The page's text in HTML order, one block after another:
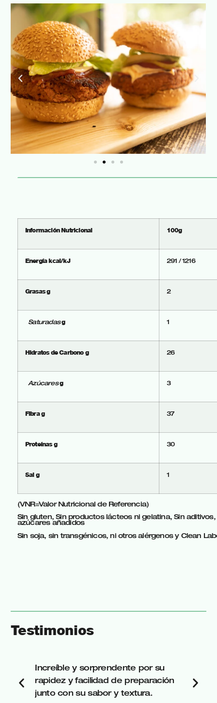
Información Nutricional 100g
Energía kcal/kJ 291 / 1216
Grasas g 2
Saturadasg 1
Hidratos de Carbono g 26
Azúcaresg 3
Fibra g 37
Proteínas g 30
Sal g 1
(VNR=Valor Nutricional de Referencia)
Sin gluten, Sin productos lácteos ni gelatina, Sin aditivos,
azúcares añadidos
Sin soja, sin transgénicos, ni otros alérgenos y Clean
Testimonios
Increíble y sorprendente por su
rapidez y facilidad de preparación
junto con su sabor y textura.